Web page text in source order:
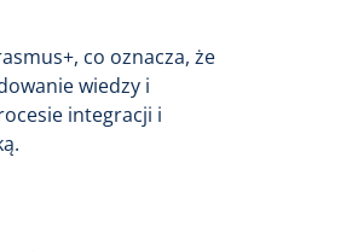
co oznacza, że
wiedzy i
integracji i